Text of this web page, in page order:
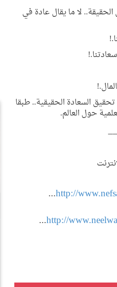
لا ما يقال عادة في
السعادة الحقيقية.. طبقا
حول العالم.
http://
...
http://
...